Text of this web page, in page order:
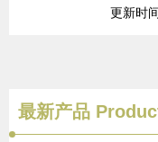
更新时
最新产品